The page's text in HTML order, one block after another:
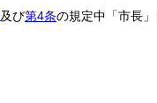
及び第4条の規定中「市長